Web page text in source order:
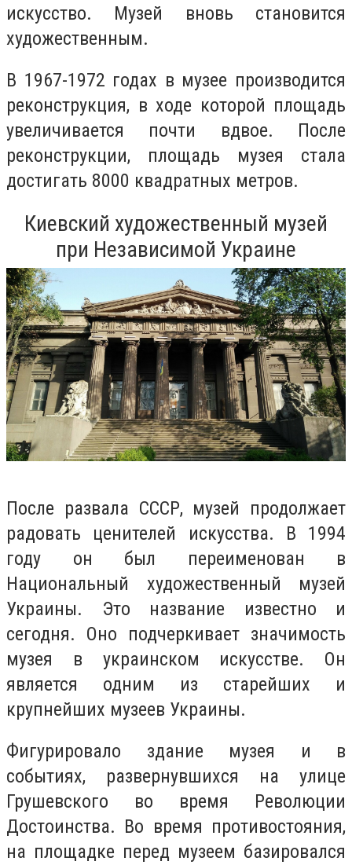
искусство. Музей вновь становится
художественным.
В 1967-1972 годах в музее производится
реконструкция, в ходе которой площадь
увеличивается почти вдвое. После
реконструкции, площадь музея стала
достигать 8000 квадратных метров.
Киевский художественный музей
при Независимой Украине
После развала СССР, музей продолжает
радовать ценителей искусства. В 1994
году он был переименован в
Национальный художественный музей
Украины. Это название известно и
сегодня. Оно подчеркивает значимость
музея в украинском искусстве. Он
является одним из старейших и
крупнейших музеев Украины.
Фигурировало здание музея и в
событиях, развернувшихся на улице
Грушевского во время Революции
Достоинства. Во время противостояния,
на площадке перед музеем базировался